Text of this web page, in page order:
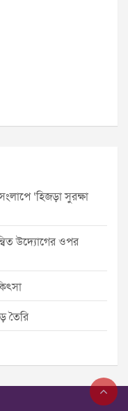
‘হিজড়া সুরক্ষা
উদ্যোগের ওপর
তৈরি